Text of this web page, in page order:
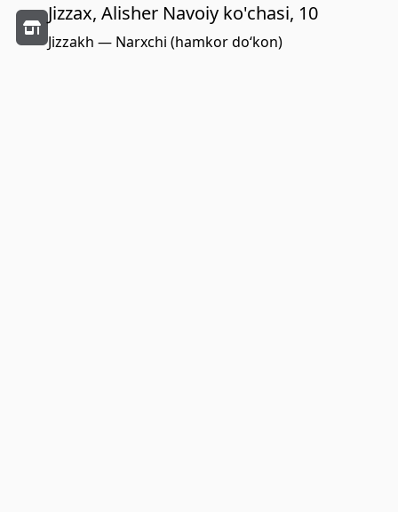
Jizzax, Alisher Navoiy ko'chasi, 10
Jizzakh — Narxchi (hamkor do‘kon)